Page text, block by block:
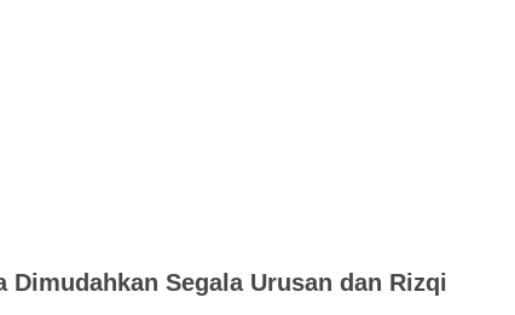
Dimudahkan Segala Urusan dan Rizqi